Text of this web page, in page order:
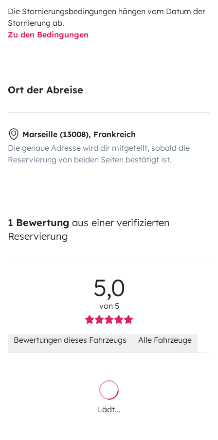
Die Stornierungsbedingungen hängen vom Datum der
Stornierung ab.
Zu den Bedingungen
Ort der Abreise
Marseille (13008), Frankreich
Die genaue Adresse wird dir mitgeteilt, sobald die
Reservierung von beiden Seiten bestätigt ist.
1 Bewertung aus einer verifizierten
Reservierung
5,0
von 5
Bewertungen dieses Fahrzeugs Alle Fahrzeuge
Lädt...